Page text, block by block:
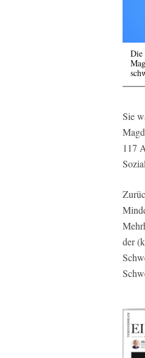
Die
Sie
117
der